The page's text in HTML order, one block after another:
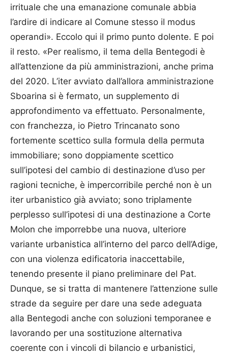
irrituale che una emanazione comunale abbia
l’ardire di indicare al Comune stesso il modus
operandi». Eccolo qui il primo punto dolente. E poi
il resto. «Per realismo, il tema della Bentegodi è
all’attenzione da più amministrazioni, anche prima
del 2020. L’iter avviato dall’allora amministrazione
Sboarina si è fermato, un supplemento di
approfondimento va effettuato. Personalmente,
con franchezza, io Pietro Trincanato sono
fortemente scettico sulla formula della permuta
immobiliare; sono doppiamente scettico
sull’ipotesi del cambio di destinazione d’uso per
ragioni tecniche, è impercorribile perché non è un
iter urbanistico già avviato; sono triplamente
perplesso sull’ipotesi di una destinazione a Corte
Molon che imporrebbe una nuova, ulteriore
variante urbanistica all’interno del parco dell’Adige,
con una violenza edificatoria inaccettabile,
tenendo presente il piano preliminare del Pat.
Dunque, se si tratta di mantenere l’attenzione sulle
strade da seguire per dare una sede adeguata
alla Bentegodi anche con soluzioni temporanee e
lavorando per una sostituzione alternativa
coerente con i vincoli di bilancio e urbanistici,